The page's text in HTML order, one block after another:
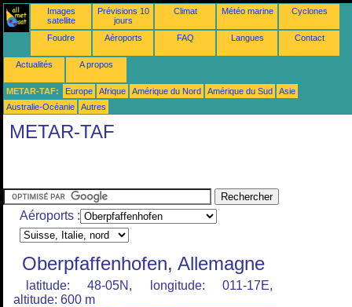
Images
satellite
Prévisions 10
jours
Climat Météo marine Cyclones
Foudre Aéroports FAQ Langues Contact
Actualités A propos
METAR-TAF: Europe Afrique Amérique du Nord Amérique du Sud
Asie
Australie-Océanie
Autres
METAR-TAF
Aéroports :
Oberpfaffenhofen, Allemagne
latitude: 48-05N, longitude: 011-17E,
altitude: 600 m